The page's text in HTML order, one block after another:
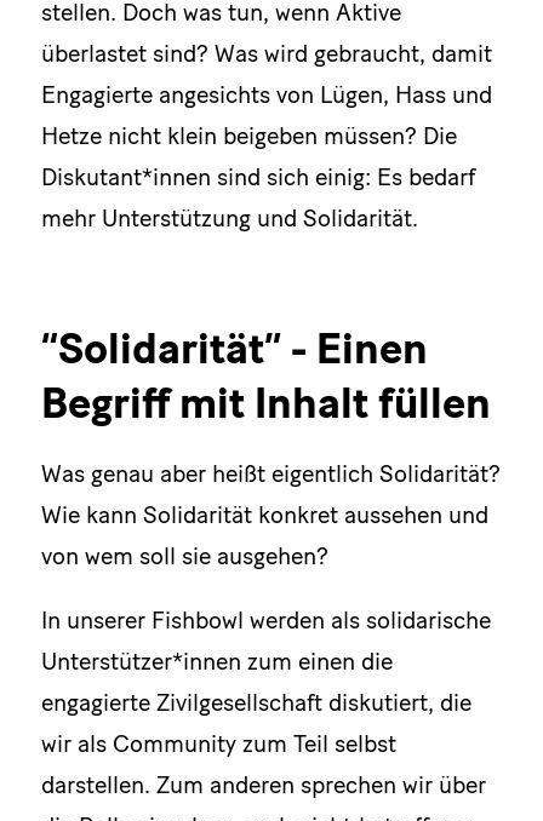
stellen. Doch was tun, wenn Aktive
überlastet sind? Was wird gebraucht, damit
Engagierte angesichts von Lügen, Hass und
Hetze nicht klein beigeben müssen? Die
Diskutant*innen sind sich einig: Es bedarf
mehr Unterstützung und Solidarität.
“Solidarität” - Einen
Begriff mit Inhalt füllen
Was genau aber heißt eigentlich Solidarität?
Wie kann Solidarität konkret aussehen und
von wem soll sie ausgehen?
In unserer Fishbowl werden als solidarische
Unterstützer*innen zum einen die
engagierte Zivilgesellschaft diskutiert, die
wir als Community zum Teil selbst
darstellen. Zum anderen sprechen wir über